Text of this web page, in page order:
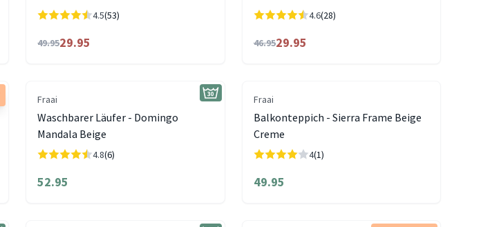
4.5(53)
49.9529.95
4.6(28)
46.9529.95
Fraai
Waschbarer Läufer - Domingo
Mandala Beige
4.8(6)
52.95
Fraai
Balkonteppich - Sierra Frame Beige
Creme
4(1)
49.95